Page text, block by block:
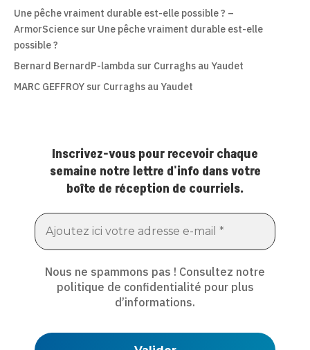
Une pêche vraiment durable est-elle possible ? –
ArmorScience sur Une pêche vraiment durable est-elle
possible ?
Bernard BernardP-lambda sur Curraghs au Yaudet
MARC GEFFROY sur Curraghs au Yaudet
Inscrivez-vous pour recevoir chaque
semaine notre lettre d'info dans votre
boîte de réception de courriels.
Nous ne spammons pas ! Consultez notre
politique de confidentialité pour plus
d’informations.